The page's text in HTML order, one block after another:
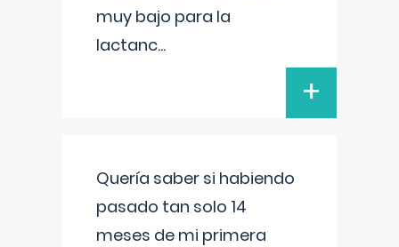
muy bajo para la
lactanc...
+
Quería saber si habiendo
pasado tan solo 14
meses de mi primera